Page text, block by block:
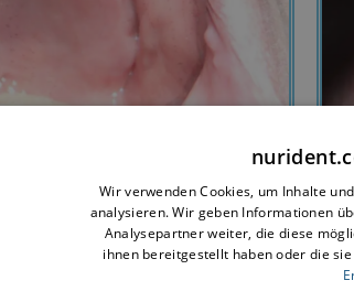
4-
Wir verwenden Cookies, um Inhalte
analysieren. Wir geben Informationen
Analysepartner weiter, die diese
ihnen bereitgestellt haben oder die